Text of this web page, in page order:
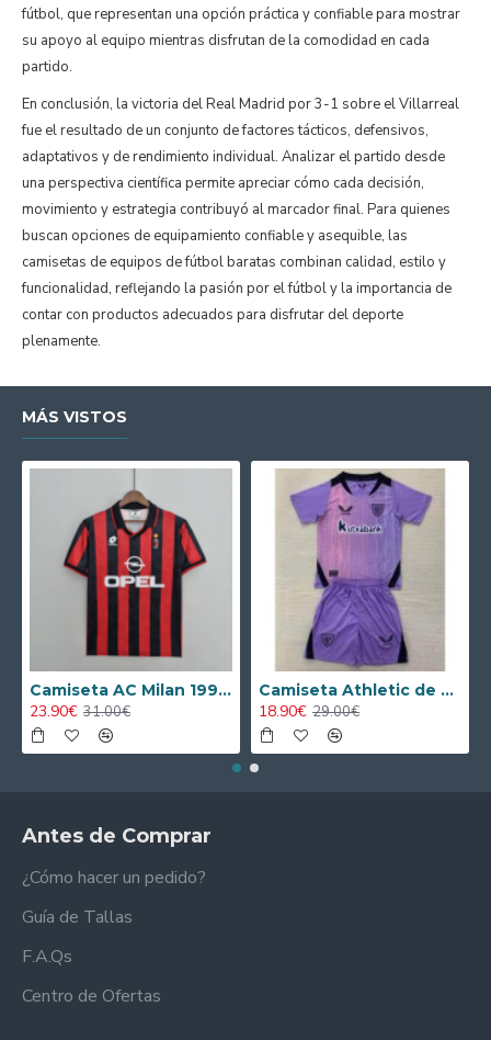
fútbol, que representan una opción práctica y confiable para mostrar
su apoyo al equipo mientras disfrutan de la comodidad en cada
partido.
En conclusión, la victoria del Real Madrid por 3-1 sobre el Villarreal
fue el resultado de un conjunto de factores tácticos, defensivos,
adaptativos y de rendimiento individual. Analizar el partido desde
una perspectiva científica permite apreciar cómo cada decisión,
movimiento y estrategia contribuyó al marcador final. Para quienes
buscan opciones de equipamiento confiable y asequible, las
camisetas de equipos de fútbol baratas combinan calidad, estilo y
funcionalidad, reflejando la pasión por el fútbol y la importancia de
contar con productos adecuados para disfrutar del deporte
plenamente.
MÁS VISTOS
Camiseta AC Milan 1995/1996 Local Retro
23.90€ 31.00€
Camiseta Athletic de Bilbao 2024/2025 Alternativo Niño Kit
18.90€ 29.00€
Antes de Comprar
¿Cómo hacer un pedido?
Guía de Tallas
F.A.Qs
Centro de Ofertas